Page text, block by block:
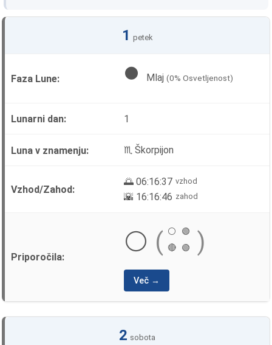
1 petek
🌑 Mlaj(0% Osvetljenost)
1
♏ Škorpijon
🌅 06:16:37 vzhod
🌇 16:16:46 zahod
⚪ ( ⚪
🟢
🔴
🟢 )
Več →
2 sobota